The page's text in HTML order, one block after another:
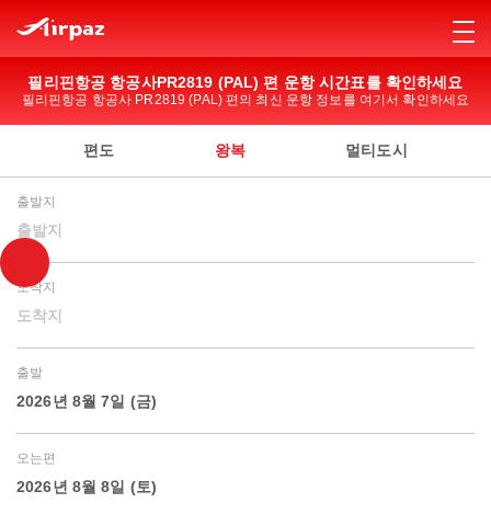
필리핀항공 항공사PR2819 (PAL) 편 운항 시간표를 확인하세요
필리핀항공 항공사 PR2819 (PAL) 편의 최신 운항 정보를 여기서 확인하세요
편도 왕복 멀티도시
출발지
출발지
도착지
도착지
출발
2026년 8월 7일 (금)
오는편
2026년 8월 8일 (토)